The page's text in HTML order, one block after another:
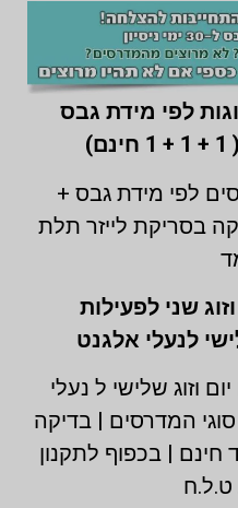
זוגות לפי מידת גבס
לפי מידת גבס +
בסריקת לייזר תלת
שני לפעילות
לנעלי אלגנט
וזוג שלישי ל נעלי
1 + 1 על כל סוגי המדרסים | בדיקה
חינם | בכפוף לתקנון